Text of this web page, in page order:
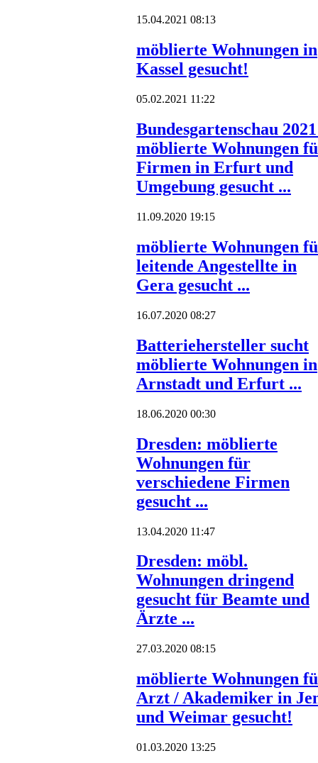
15.04.2021 08:13
möblierte Wohnungen in
Kassel gesucht!
05.02.2021 11:22
Bundesgartenschau
möblierte Wohnungen
Firmen in Erfurt und
Umgebung gesucht ...
11.09.2020 19:15
möblierte Wohnungen
leitende Angestellte in
Gera gesucht ...
16.07.2020 08:27
Batteriehersteller sucht
möblierte Wohnungen in
Arnstadt und Erfurt ...
18.06.2020 00:30
Dresden: möblierte
Wohnungen für
verschiedene Firmen
gesucht ...
13.04.2020 11:47
Dresden: möbl.
Wohnungen dringend
gesucht für Beamte und
Ärzte ...
27.03.2020 08:15
möblierte Wohnungen
Arzt / Akademiker in
und Weimar gesucht!
01.03.2020 13:25